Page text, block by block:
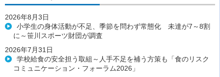
2026年8月3日
小学生の身体活動が不足、季節を問わず常態化 未達が7～8割
に～笹川スポーツ財団が調査
2026年7月31日
学校給食の安全担う取組～人手不足を補う方策も「食のリスク
コミュニケーション・フォーラム2026」